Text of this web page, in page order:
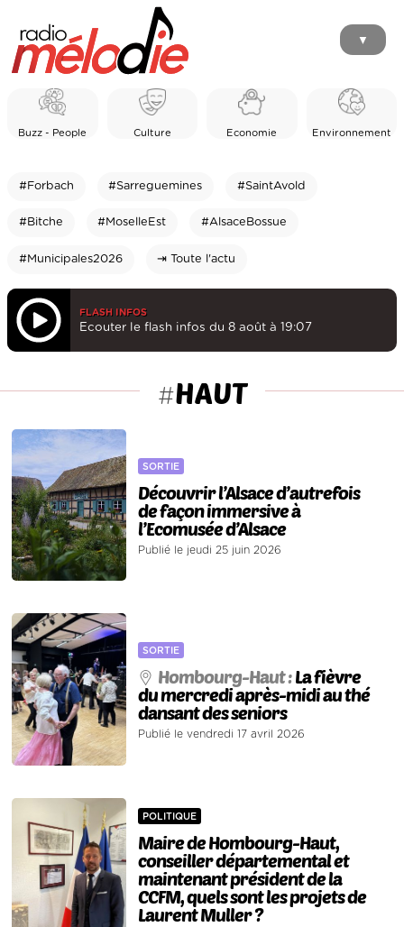
▼
Buzz - People Culture Economie Environnement
#Forbach #Sarreguemines #SaintAvold
#Bitche #MoselleEst #AlsaceBossue
#Municipales2026 ⇥ Toute l'actu
FLASH INFOS
Ecouter le flash infos du 8 août à 19:07
#HAUT
SORTIE
Découvrir l’Alsace d’autrefois
de façon immersive à
l’Ecomusée d’Alsace
Publié le jeudi 25 juin 2026
SORTIE
Hombourg-Haut :La fièvre
du mercredi après-midi au thé
dansant des seniors
Publié le vendredi 17 avril 2026
POLITIQUE
Maire de Hombourg-Haut,
conseiller départemental et
maintenant président de la
CCFM, quels sont les projets de
Laurent Muller ?